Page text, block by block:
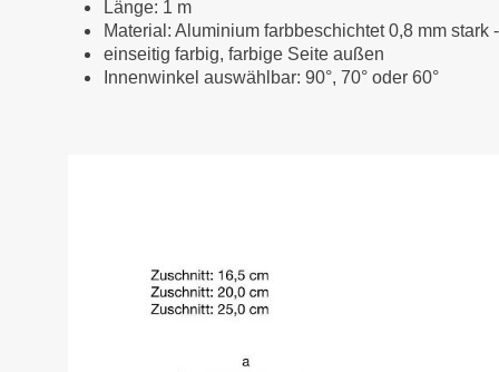
Länge: 1 m
Material: Aluminium farbbeschichtet 0,8 mm
einseitig farbig, farbige Seite außen
Innenwinkel auswählbar: 90°, 70° oder 60°